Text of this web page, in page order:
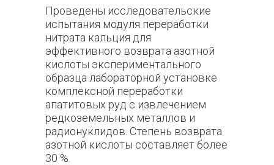
Проведены исследовательские
испытания модуля переработки
нитрата кальция для
эффективного возврата азотной
кислоты экспериментального
образца лабораторной установке
комплексной переработки
апатитовых руд с извлечением
редкоземельных металлов и
радионуклидов. Степень возврата
азотной кислоты составляет более
30 %.